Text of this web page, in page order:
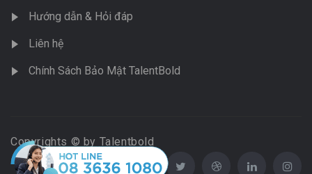
Hướng dẫn & Hỏi đáp
Liên hệ
Chính Sách Bảo Mật TalentBold
Copyrights © by Talentbold